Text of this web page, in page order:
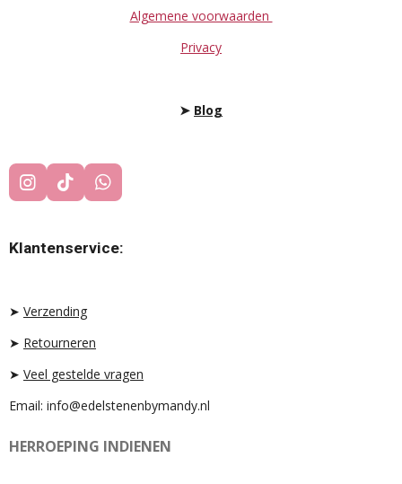
Algemene voorwaarden
Privacy
➤ Blog
I
N
T
A
A
T
I
T
O
W
H
T
S
Klantenservice:
➤ Verzending
➤ Retourneren
➤ Veel gestelde vragen
Email: info@edelstenenbymandy.nl
HERROEPING INDIENEN